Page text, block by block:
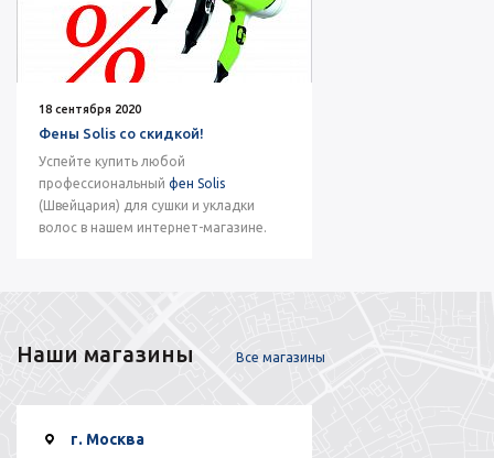
18 сентября 2020
Фены Solis со скидкой!
Успейте купить любой
профессиональный фен Solis
(Швейцария) для сушки и укладки
волос в нашем интернет-магазине.
Наши магазины Все магазины
г. Москва